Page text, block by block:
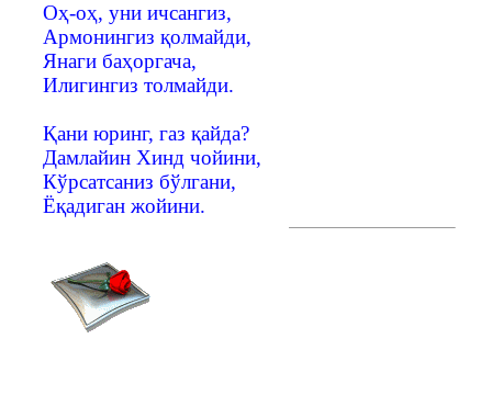
Оҳ-оҳ, уни ичсангиз,
Армонингиз қолмайди,
Янаги баҳоргача,
Илигингиз толмайди.
Қани юринг, газ қайда?
Дамлайин Хинд чойини,
Кўрсатсаниз бўлгани,
Ёқадиган жойини.